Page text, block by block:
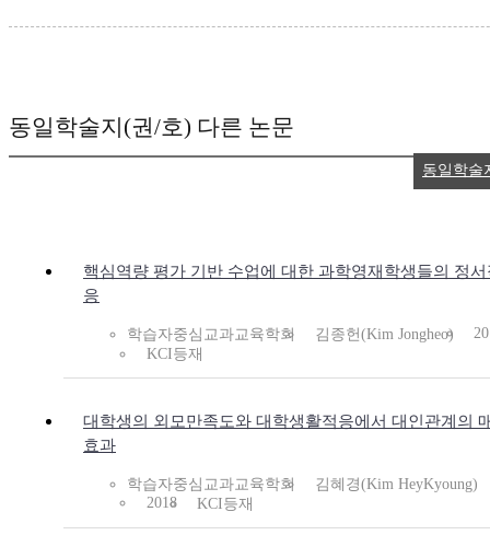
동일학술지(권/호) 다른 논문
핵심역량 평가 기반 수업에 대한 과학영재학생들의 정
응
학습자중심교과교육학회 김종헌(Kim Jongheo)
KCI등재
대학생의 외모만족도와 대학생활적응에서 대인관계의
효과
학습자중심교과교육학회
김혜경(Kim HeyKyoung)
2018
KCI등재
동일학술